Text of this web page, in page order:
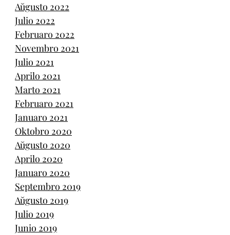
Aŭgusto 2022
Julio 2022
Februaro 2022
Novembro 2021
Julio 2021
Aprilo 2021
Marto 2021
Februaro 2021
Januaro 2021
Oktobro 2020
Aŭgusto 2020
Aprilo 2020
Januaro 2020
Septembro 2019
Aŭgusto 2019
Julio 2019
Junio 2019